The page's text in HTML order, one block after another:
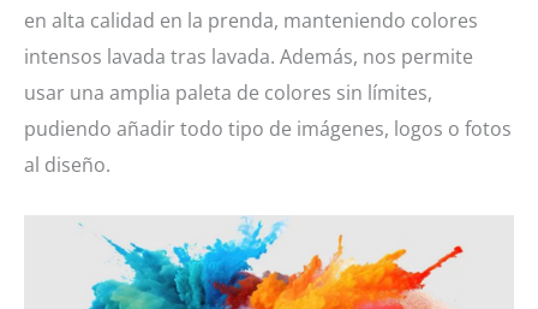
en alta calidad en la prenda, manteniendo colores
intensos lavada tras lavada. Además, nos permite
usar una amplia paleta de colores sin límites,
pudiendo añadir todo tipo de imágenes, logos o fotos
al diseño.